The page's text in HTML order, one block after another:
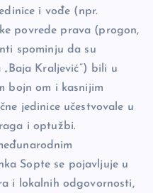
i vođe (npr.
povrede prava (progon,
spominju da su
Kraljević”) bili u
bojn om i kasnijim
jedinice učestvovale u
i optužbi.
Sopte se pojavljuje u
i lokalnih odgovornosti,